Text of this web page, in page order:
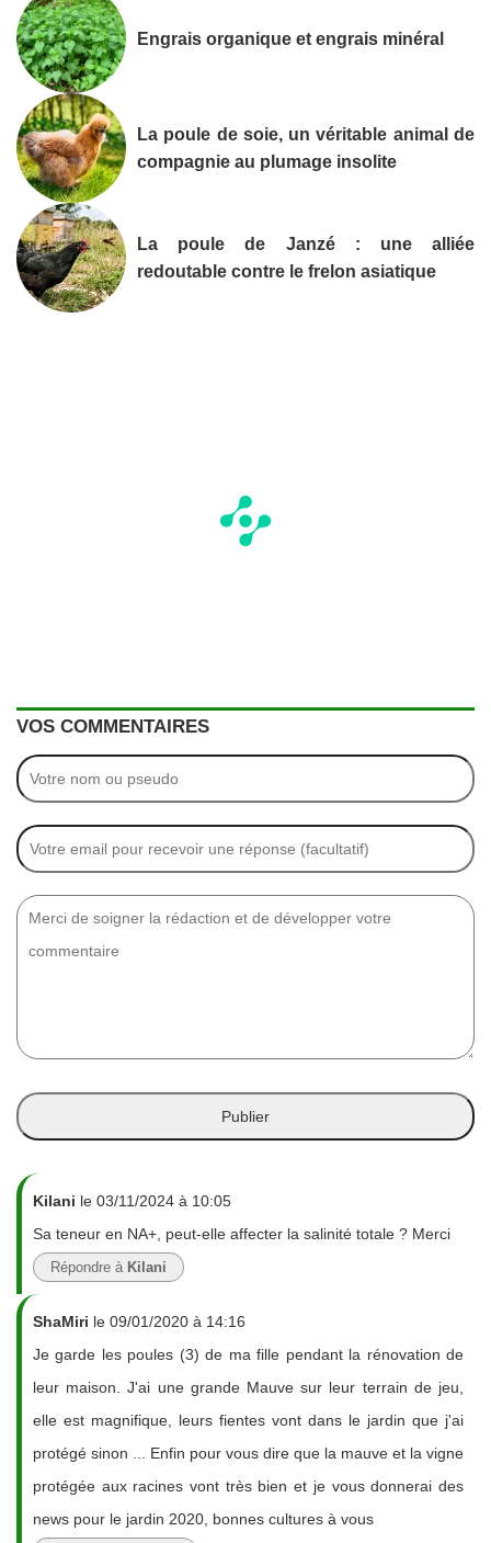
Engrais organique et engrais minéral
La poule de soie, un véritable animal de
compagnie au plumage insolite
La poule de Janzé : une alliée
redoutable contre le frelon asiatique
VOS COMMENTAIRES
Kilani le 03/11/2024 à 10:05
Sa teneur en NA+, peut-elle affecter la salinité totale ? Merci
Répondre à Kilani
ShaMiri le 09/01/2020 à 14:16
Je garde les poules (3) de ma fille pendant la rénovation de
leur maison. J'ai une grande Mauve sur leur terrain de jeu,
elle est magnifique, leurs fientes vont dans le jardin que j'ai
protégé sinon ... Enfin pour vous dire que la mauve et la vigne
protégée aux racines vont très bien et je vous donnerai des
news pour le jardin 2020, bonnes cultures à vous